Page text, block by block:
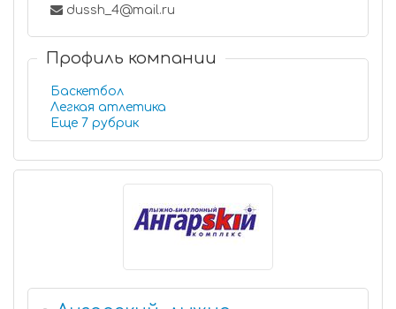
dussh_4@mail.ru
Профиль компании
Баскетбол
Легкая атлетика
Еще 7 рубрик